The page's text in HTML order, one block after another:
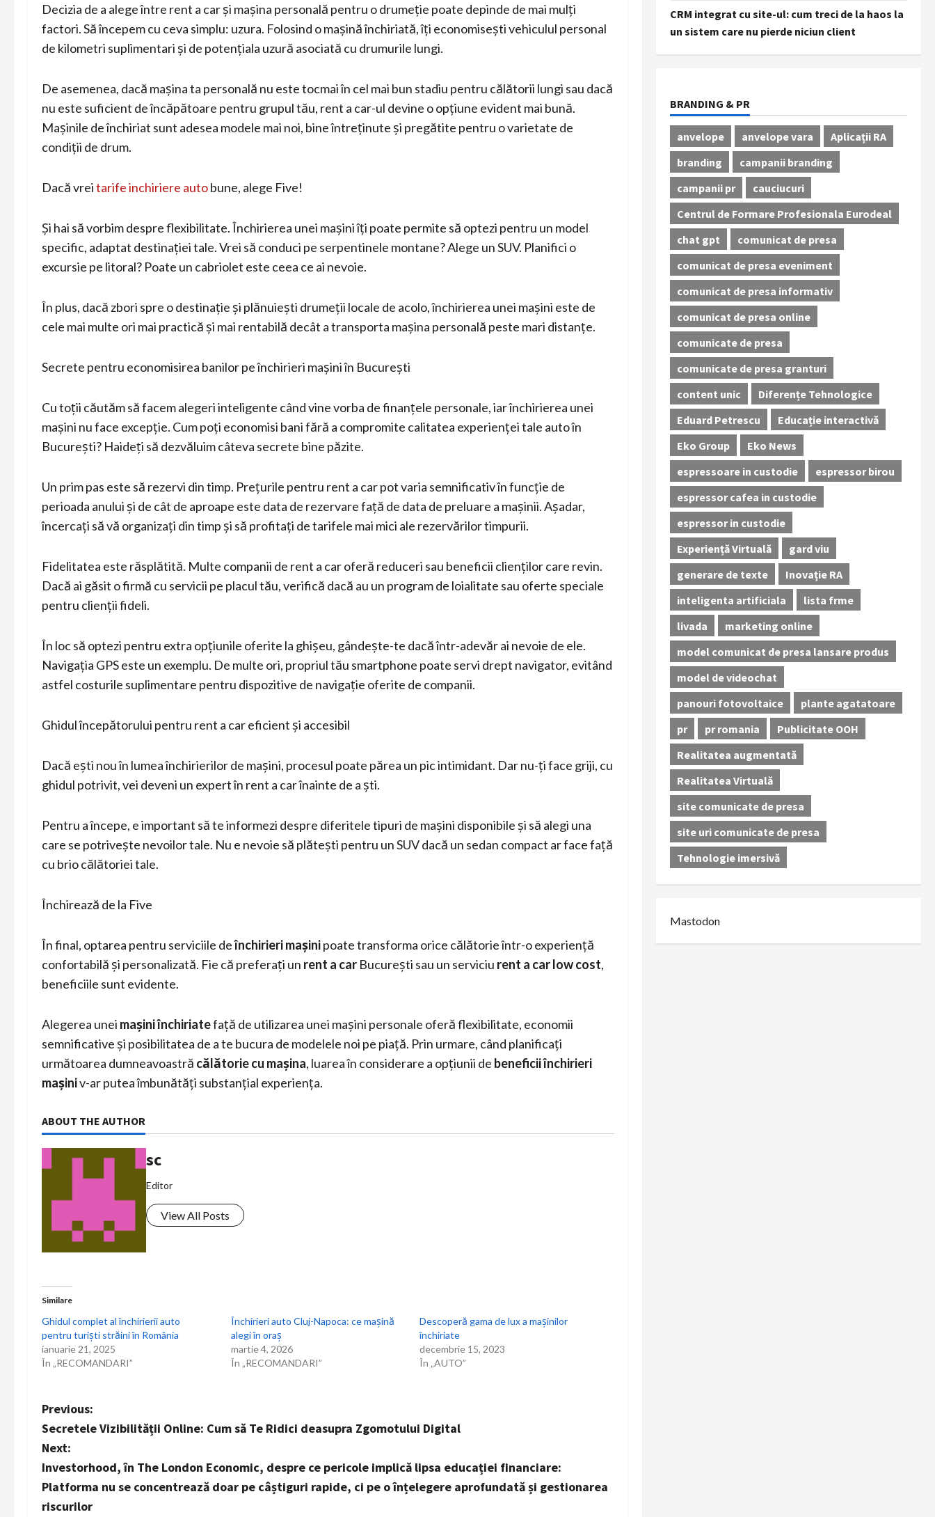
Decizia de a alege între rent a car și mașina personală pentru o drumeție poate depinde de mai mulți
factori. Să începem cu ceva simplu: uzura. Folosind o mașină închiriată, îți economisești vehiculul personal
de kilometri suplimentari și de potențiala uzură asociată cu drumurile lungi.
De asemenea, dacă mașina ta personală nu este tocmai în cel mai bun stadiu pentru călătorii lungi sau dacă
nu este suficient de încăpătoare pentru grupul tău, rent a car-ul devine o opțiune evident mai bună.
Mașinile de închiriat sunt adesea modele mai noi, bine întreținute și pregătite pentru o varietate de
condiții de drum.
Dacă vreitarife inchiriere autobune, alege Five!
Și hai să vorbim despre flexibilitate. Închirierea unei mașini îți poate permite să optezi pentru un model
specific, adaptat destinației tale. Vrei să conduci pe serpentinele montane? Alege un SUV. Planifici o
excursie pe litoral? Poate un cabriolet este ceea ce ai nevoie.
În plus, dacă zbori spre o destinație și plănuiești drumeții locale de acolo, închirierea unei mașini este de
cele mai multe ori mai practică și mai rentabilă decât a transporta mașina personală peste mari distanțe.
Secrete pentru economisirea banilor pe închirieri mașini în București
Cu toții căutăm să facem alegeri inteligente când vine vorba de finanțele personale, iar închirierea unei
mașini nu face excepție. Cum poți economisi bani fără a compromite calitatea experienței tale auto în
București? Haideți să dezvăluim câteva secrete bine păzite.
Un prim pas este să rezervi din timp. Prețurile pentru rent a car pot varia semnificativ în funcție de
perioada anului și de cât de aproape este data de rezervare față de data de preluare a mașinii. Așadar,
încercați să vă organizați din timp și să profitați de tarifele mai mici ale rezervărilor timpurii.
Fidelitatea este răsplătită. Multe companii de rent a car oferă reduceri sau beneficii clienților care revin.
Dacă ai găsit o firmă cu servicii pe placul tău, verifică dacă au un program de loialitate sau oferte speciale
pentru clienții fideli.
În loc să optezi pentru extra opțiunile oferite la ghișeu, gândește-te dacă într-adevăr ai nevoie de ele.
Navigația GPS este un exemplu. De multe ori, propriul tău smartphone poate servi drept navigator, evitând
astfel costurile suplimentare pentru dispozitive de navigație oferite de companii.
Ghidul începătorului pentru rent a car eficient și accesibil
Dacă ești nou în lumea închirierilor de mașini, procesul poate părea un pic intimidant. Dar nu-ți face griji, cu
ghidul potrivit, vei deveni un expert în rent a car înainte de a ști.
Pentru a începe, e important să te informezi despre diferitele tipuri de mașini disponibile și să alegi una
care se potrivește nevoilor tale. Nu e nevoie să plătești pentru un SUV dacă un sedan compact ar face față
cu brio călătoriei tale.
Închirează de la Five
În final, optarea pentru serviciile deînchirieri mașinipoate transforma orice călătorie într-o experiență
confortabilă și personalizată. Fie că preferați un rent a car București sau un serviciu rent a car low cost,
beneficiile sunt evidente.
Alegerea unei mașini închiriatefață de utilizarea unei mașini personale oferă flexibilitate, economii
semnificative și posibilitatea de a te bucura de modelele noi pe piață. Prin urmare, când planificați
următoarea dumneavoastră călătorie cu mașina, luarea în considerare a opțiunii de beneficii închirieri
mașiniv-ar putea îmbunătăți substanțial experiența.
ABOUT THE AUTHOR
sc
Editor
View All Posts
Similare
Ghidul complet al închirierii auto
pentru turiști străini în România
ianuarie 21, 2025
În „RECOMANDARI”
Închirieri auto Cluj-Napoca: ce mașină
alegi în oraș
martie 4, 2026
În „RECOMANDARI”
Descoperă gama de lux a mașinilor
închiriate
decembrie 15, 2023
În „AUTO”
P
o
s
t
Previous:
Secretele Vizibilității Online: Cum să Te Ridici deasupra Zgomotului Digital
Next:
Investorhood, în The London Economic, despre ce pericole implică lipsa educației financiare:
Platforma nu se concentrează doar pe câștiguri rapide, ci pe o înțelegere aprofundată și gestionarea
riscurilor
CRM integrat cu site-ul: cum treci de la haos la
un sistem care nu pierde niciun client
BRANDING & PR
anvelope anvelope vara
Aplicații RA
branding
campanii branding
campanii pr
cauciucuri
Centrul de Formare Profesionala Eurodeal
chat gpt
comunicat de presa
comunicat de presa eveniment
comunicat de presa informativ
comunicat de presa online
comunicate de presa
comunicate de presa granturi
content unic
Diferențe Tehnologice
Eduard Petrescu
Educație interactivă
Eko Group
Eko News
espressoare in custodie
espressor birou
espressor cafea in custodie
espressor in custodie
Experiență Virtuală
gard viu
generare de texte
Inovație RA
inteligenta artificiala
lista frme
livada
marketing online
model comunicat de presa lansare produs
model de videochat
panouri fotovoltaice
plante agatatoare
pr
pr romania
Publicitate OOH
Realitatea augmentată
Realitatea Virtuală
site comunicate de presa
site uri comunicate de presa
Tehnologie imersivă
Mastodon